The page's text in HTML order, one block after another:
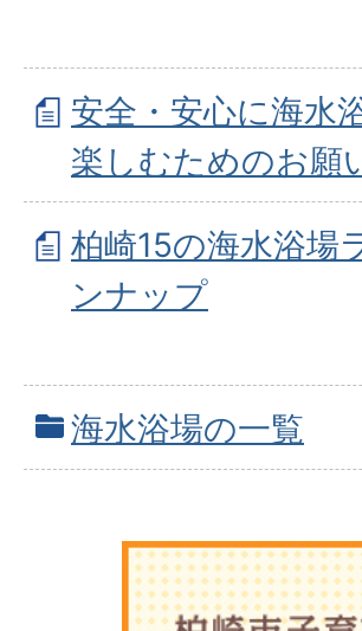
安全・安心に海水
楽しむためのお願
柏崎15の海水浴場
ンナップ
海水浴場の一覧